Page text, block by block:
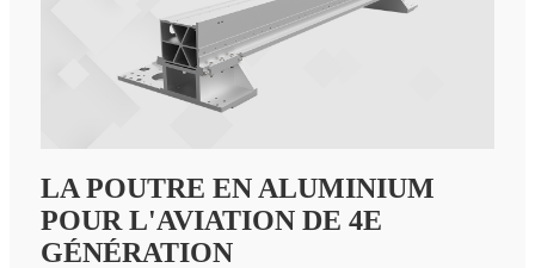
LA POUTRE EN ALUMINIUM
POUR L'AVIATION DE 4E
GÉNÉRATION